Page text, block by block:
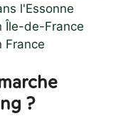
l'Essonne
Île-de-France
France
?